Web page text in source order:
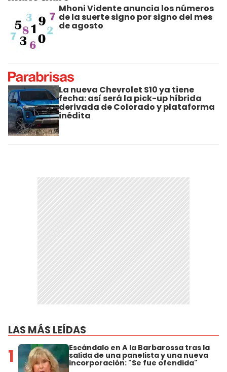
Mhoni Vidente anuncia los números
de la suerte signo por signo del mes
de agosto
La nueva Chevrolet S10 ya tiene
fecha: así será la pick-up híbrida
derivada de Colorado y plataforma
inédita
LAS MÁS LEÍDAS
1 Escándalo en A la Barbarossa tras la
salida de una panelista y una nueva
incorporación: "Se fue ofendida"